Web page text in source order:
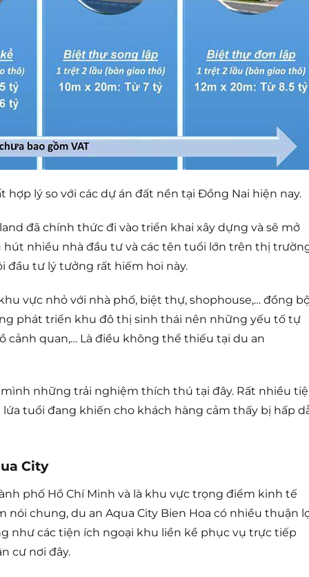
hợp lý so với các dự án đất nền tại Đồng Nai hiện nay.
đã chính thức đi vào triển khai xây dựng và sẽ mở
hút nhiều nhà đầu tư và các tên tuổi lớn trên thị
đầu tư lý tưởng rất hiếm hoi này.
vực nhỏ với nhà phố, biệt thự, shophouse,… đồng
phát triển khu đô thị sinh thái nên những yếu tố tự
cảnh quan,… Là điều không thể thiếu tại du an
những trải nghiệm thích thú tại đây. Rất nhiều
tuổi đang khiến cho khách hàng cảm thấy bị hấp
City
phố Hồ Chí Minh và là khu vực trọng điểm kinh tế
nói chung, du an Aqua City Bien Hoa có nhiều thuận
như các tiện ích ngoại khu liền kề phục vụ trực tiếp
cư nơi đây.